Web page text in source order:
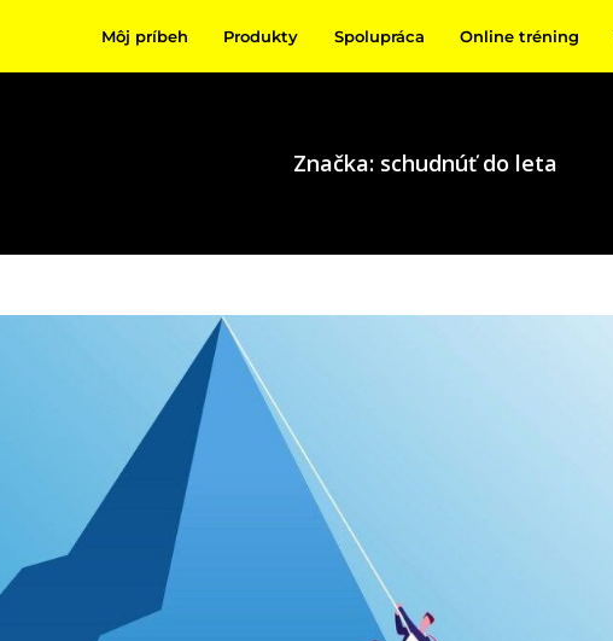
Môj príbeh Produkty Spolupráca Online tréning
Značka: schudnúť do leta